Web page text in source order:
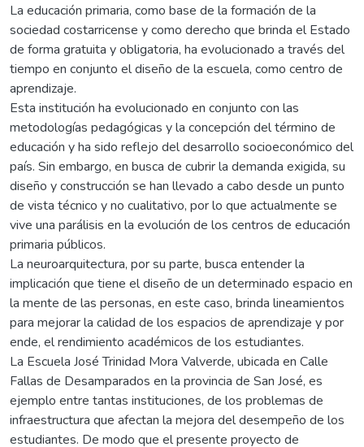
La educación primaria, como base de la formación de la
sociedad costarricense y como derecho que brinda el Estado
de forma gratuita y obligatoria, ha evolucionado a través del
tiempo en conjunto el diseño de la escuela, como centro de
aprendizaje.
Esta institución ha evolucionado en conjunto con las
metodologías pedagógicas y la concepción del término de
educación y ha sido reflejo del desarrollo socioeconómico del
país. Sin embargo, en busca de cubrir la demanda exigida, su
diseño y construcción se han llevado a cabo desde un punto
de vista técnico y no cualitativo, por lo que actualmente se
vive una parálisis en la evolución de los centros de educación
primaria públicos.
La neuroarquitectura, por su parte, busca entender la
implicación que tiene el diseño de un determinado espacio en
la mente de las personas, en este caso, brinda lineamientos
para mejorar la calidad de los espacios de aprendizaje y por
ende, el rendimiento académicos de los estudiantes.
La Escuela José Trinidad Mora Valverde, ubicada en Calle
Fallas de Desamparados en la provincia de San José, es
ejemplo entre tantas instituciones, de los problemas de
infraestructura que afectan la mejora del desempeño de los
estudiantes. De modo que el presente proyecto de